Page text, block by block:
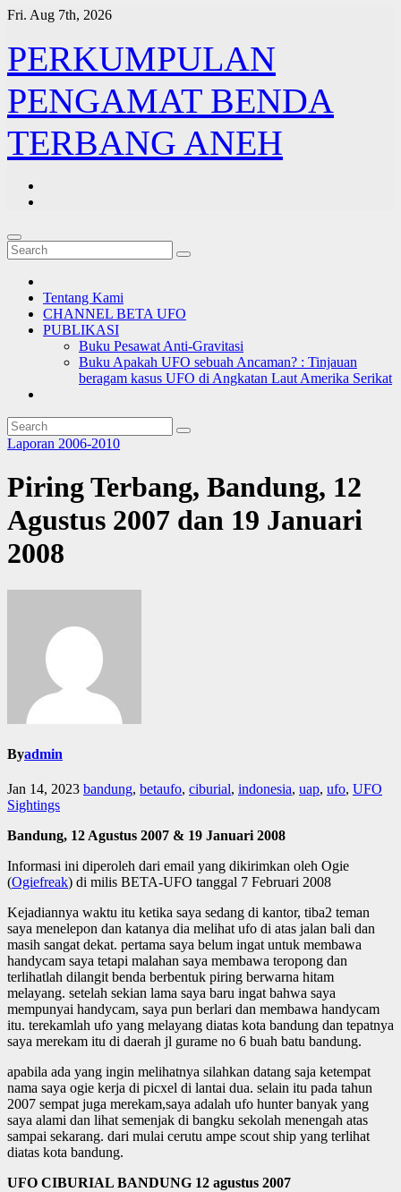
Skip
content
Fri. Aug 7th, 2026
PERKUMPULAN
PENGAMAT BENDA
TERBANG ANEH
Tentang Kami
CHANNEL BETA UFO
PUBLIKASI
Buku Pesawat Anti-Gravitasi
Buku Apakah UFO sebuah Ancaman? : Tinjauan
beragam kasus UFO di Angkatan Laut Amerika Serikat
Laporan 2006-2010
Piring Terbang, Bandung, 12
Agustus 2007 dan 19 Januari
2008
Byadmin
Jan 14, 2023 bandung, betaufo, ciburial, indonesia, uap, ufo, UFO
Sightings
Bandung, 12 Agustus 2007 & 19 Januari 2008
Informasi ini diperoleh dari email yang dikirimkan oleh Ogie
(Ogiefreak) di milis BETA-UFO tanggal 7 Februari 2008
Kejadiannya waktu itu ketika saya sedang di kantor, tiba2 teman
saya menelepon dan katanya dia melihat ufo di atas jalan bali dan
masih sangat dekat. pertama saya belum ingat untuk membawa
handycam saya tetapi malahan saya membawa teropong dan
terlihatlah dilangit benda berbentuk piring berwarna hitam
melayang. setelah sekian lama saya baru ingat bahwa saya
mempunyai handycam, saya pun berlari dan membawa handycam
itu. terekamlah ufo yang melayang diatas kota bandung dan tepatnya
saya merekam itu di daerah jl gurame no 6 buah batu bandung.
apabila ada yang ingin melihatnya silahkan datang saja ketempat
nama saya ogie kerja di picxel di lantai dua. selain itu pada tahun
2007 sempat juga merekam,saya adalah ufo hunter banyak yang
saya alami dan lihat semenjak di bangku sekolah menengah atas
sampai sekarang. dari mulai cerutu ampe scout ship yang terlihat
diatas kota bandung.
UFO CIBURIAL BANDUNG 12 agustus 2007